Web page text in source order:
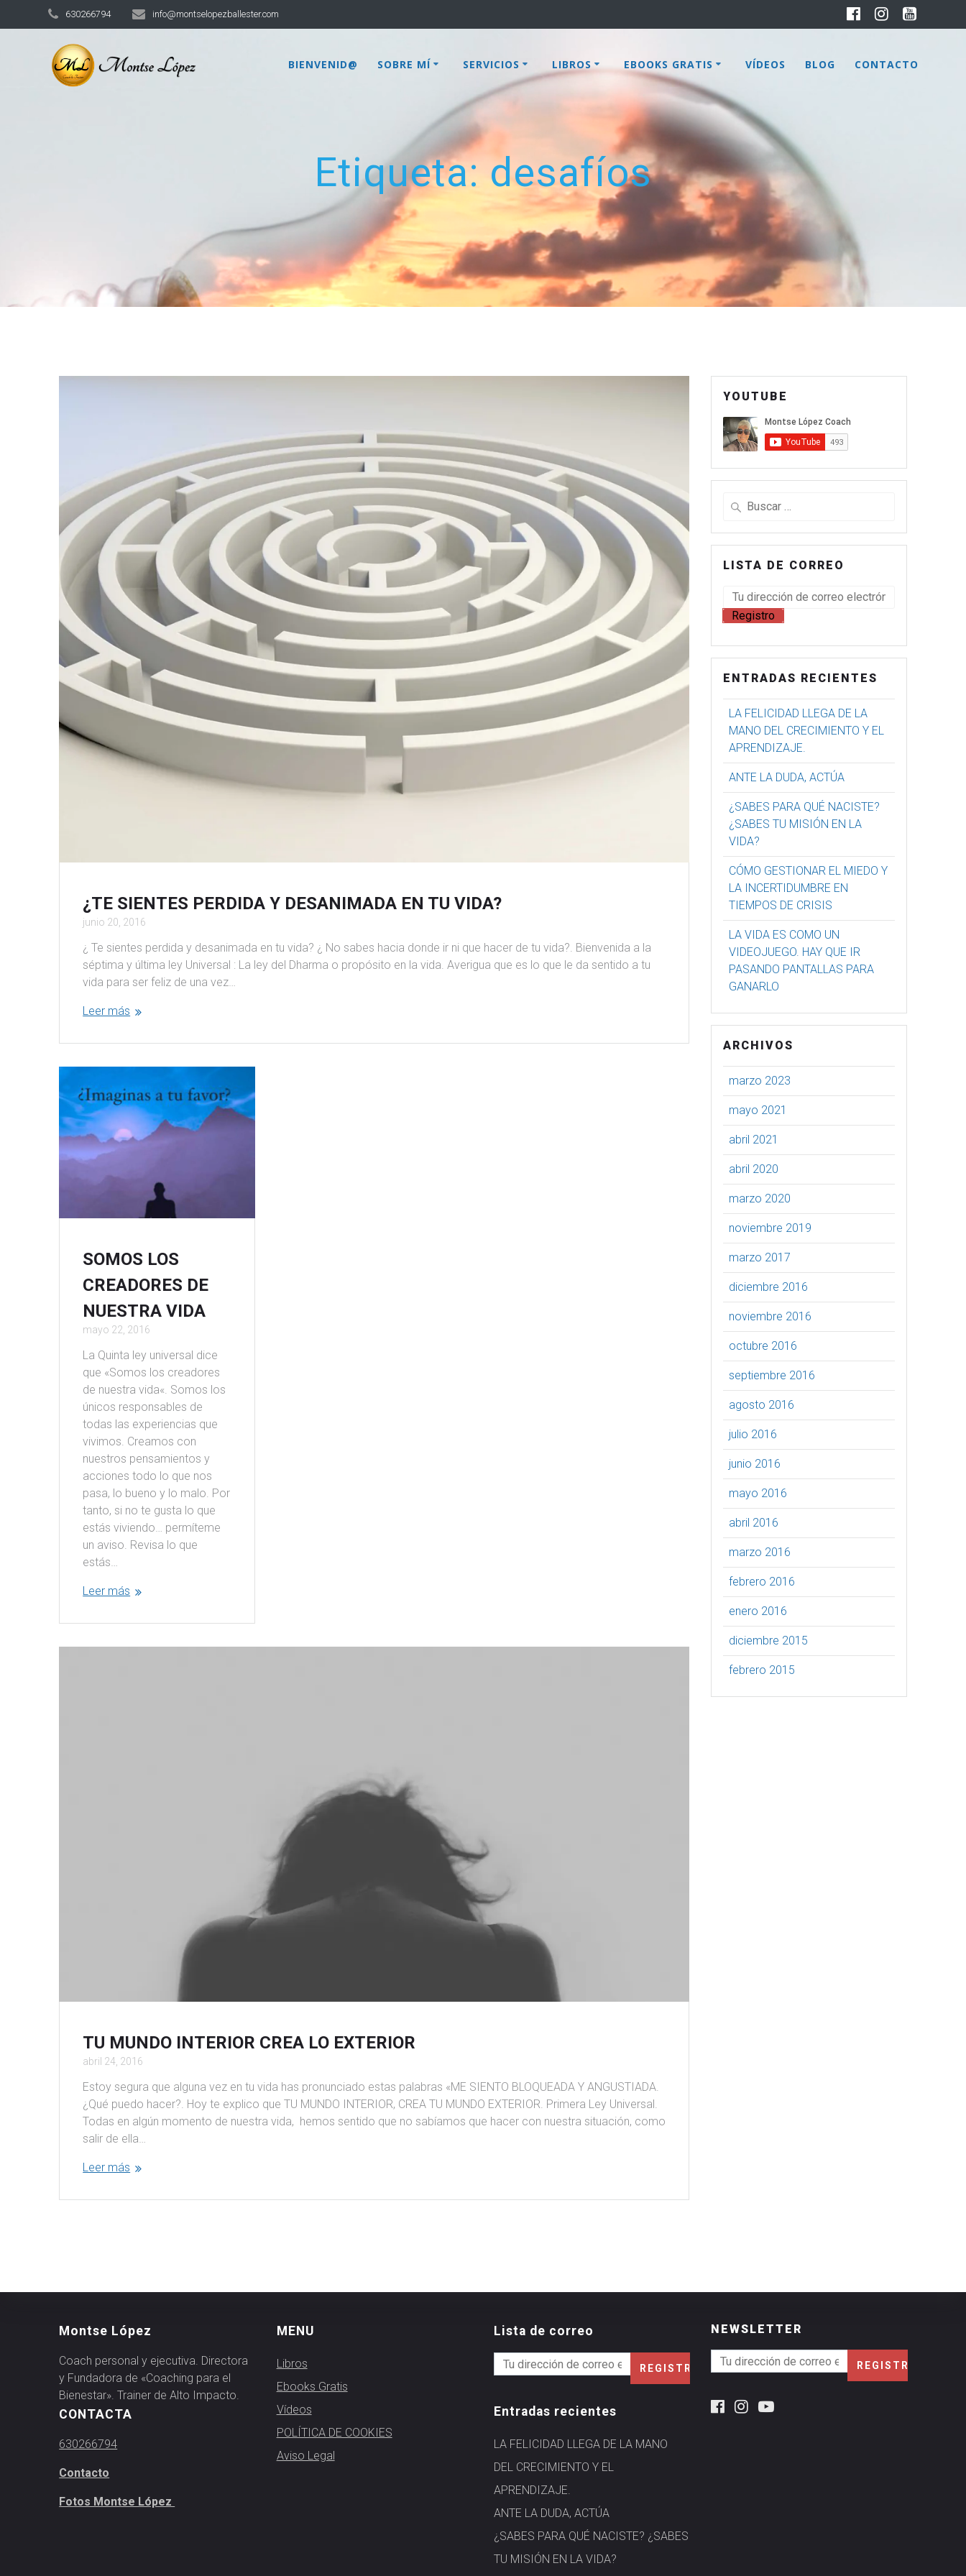
630266794 info@montselopezballester.com
BIENVENID@ SOBRE MÍ SERVICIOS LIBROS EBOOKS GRATIS VÍDEOS BLOG CONTACTO
Etiqueta:desafíos
¿TE SIENTES PERDIDA Y DESANIMADA EN TU VIDA?
junio 20, 2016
¿ Te sientes perdida y desanimada en tu vida? ¿ No sabes hacia donde ir ni que hacer de tu vida?. Bienvenida a la
séptima y última ley Universal : La ley del Dharma o propósito en la vida. Averigua que es lo que le da sentido a tu
vida para ser feliz de una vez…
Leer más
SOMOS LOS
CREADORES DE
NUESTRA VIDA
mayo 22, 2016
La Quinta ley universal dice
que «Somos los creadores
de nuestra vida«. Somos los
únicos responsables de
todas las experiencias que
vivimos. Creamos con
nuestros pensamientos y
acciones todo lo que nos
pasa, lo bueno y lo malo. Por
tanto, si no te gusta lo que
estás viviendo… permíteme
un aviso. Revisa lo que
estás…
Leer más
TU MUNDO INTERIOR CREA LO EXTERIOR
abril 24, 2016
Estoy segura que alguna vez en tu vida has pronunciado estas palabras «ME SIENTO BLOQUEADA Y ANGUSTIADA.
¿Qué puedo hacer?. Hoy te explico que TU MUNDO INTERIOR, CREA TU MUNDO EXTERIOR. Primera Ley Universal.
Todas en algún momento de nuestra vida, hemos sentido que no sabíamos que hacer con nuestra situación, como
salir de ella…
Leer más
YOUTUBE
LISTA DE CORREO
ENTRADAS RECIENTES
LA FELICIDAD LLEGA DE LA
MANO DEL CRECIMIENTO Y EL
APRENDIZAJE.
ANTE LA DUDA, ACTÚA
¿SABES PARA QUÉ NACISTE?
¿SABES TU MISIÓN EN LA
VIDA?
CÓMO GESTIONAR EL MIEDO Y
LA INCERTIDUMBRE EN
TIEMPOS DE CRISIS
LA VIDA ES COMO UN
VIDEOJUEGO. HAY QUE IR
PASANDO PANTALLAS PARA
GANARLO
ARCHIVOS
marzo 2023
mayo 2021
abril 2021
abril 2020
marzo 2020
noviembre 2019
marzo 2017
diciembre 2016
noviembre 2016
octubre 2016
septiembre 2016
agosto 2016
julio 2016
junio 2016
mayo 2016
abril 2016
marzo 2016
febrero 2016
enero 2016
diciembre 2015
febrero 2015
Montse López
Coach personal y ejecutiva. Directora
y Fundadora de «Coaching para el
Bienestar». Trainer de Alto Impacto.
CONTACTA
630266794
Contacto
Fotos Montse López
MENU
Libros
Ebooks Gratis
Vídeos
POLÍTICA DE COOKIES
Aviso Legal
Lista de correo
Entradas recientes
LA FELICIDAD LLEGA DE LA MANO
DEL CRECIMIENTO Y EL
APRENDIZAJE.
ANTE LA DUDA, ACTÚA
¿SABES PARA QUÉ NACISTE? ¿SABES
TU MISIÓN EN LA VIDA?
NEWSLETTER